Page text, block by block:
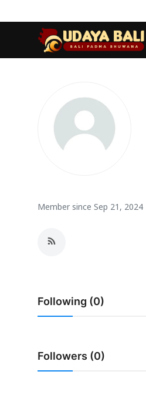
Alam Bali
Indonesia
Member since Sep 21, 2024
Following (0)
Followers (0)